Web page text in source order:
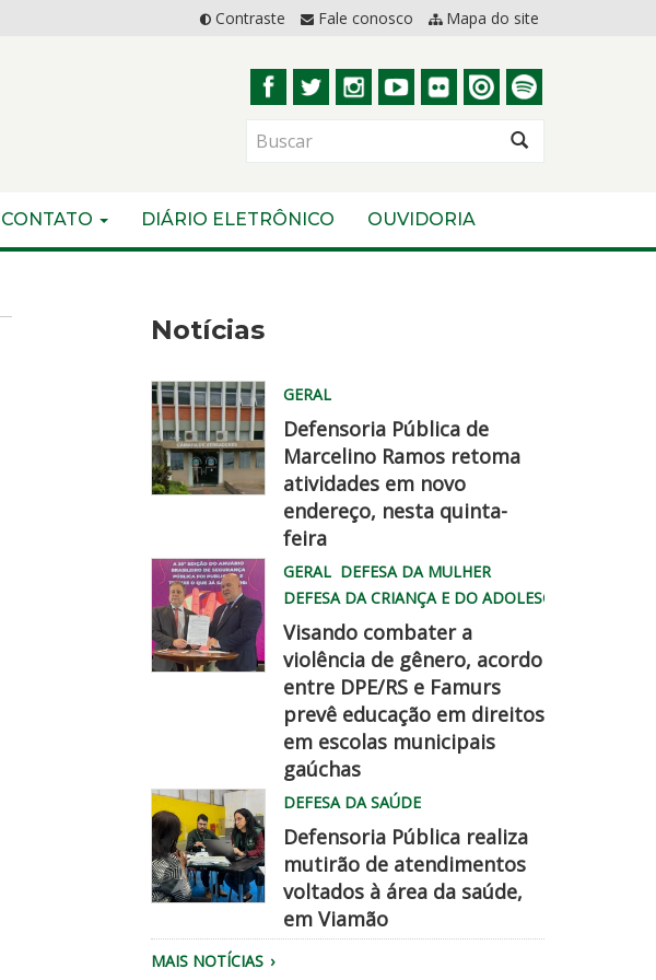
Contraste Fale conosco Mapa do site
BUSCAR
CONTATO DIÁRIO ELETRÔNICO OUVIDORIA
Notícias
Image
2026
08
06
at
GERAL
Defensoria Pública de
Marcelino Ramos retoma
atividades em novo
endereço, nesta quinta-
feira
GERAL DEFESA DA MULHER
DEFESA DA CRIANÇA E DO ADOLESCENTE
Visando combater a
violência de gênero, acordo
entre DPE/RS e Famurs
prevê educação em direitos
em escolas municipais
gaúchas
Equipe
da
DEFESA DA SAÚDE
Defensoria Pública realiza
mutirão de atendimentos
voltados à área da saúde,
em Viamão
MAIS NOTÍCIAS